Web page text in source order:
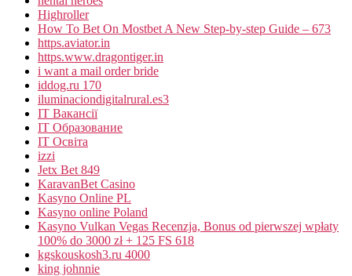
Highroller
How To Bet On Mostbet A New Step-by-step Guide – 673
https.aviator.in
https.www.dragontiger.in
i want a mail order bride
iddog.ru 170
iluminaciondigitalrural.es3
IT Вакансії
IT Образование
IT Освіта
izzi
Jetx Bet 849
KaravanBet Casino
Kasyno Online PL
Kasyno online Poland
Kasyno Vulkan Vegas Recenzja, Bonus od pierwszej wpłaty
100% do 3000 zł + 125 FS 618
kgskouskosh3.ru 4000
king johnnie